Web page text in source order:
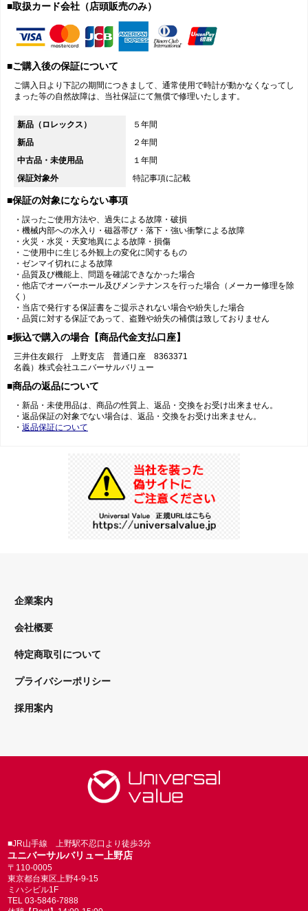
■取扱カード会社（店頭販売のみ）
■ご購入後の保証について
ご購入日より下記の期間につきまして、通常使用で時計が動かなくなってし
まった等の自然故障は、当社保証にて無償で修理いたします。
新品（ロレックス）
５年間
新品
２年間
中古品・未使用品
１年間
保証対象外
特記事項に記載
■保証の対象にならない事項
・誤ったご使用方法や、過失による故障・破損
・機械内部への水入り・磁器帯び・落下・強い衝撃による故障
・火災・水災・天変地異による故障・損傷
・ご使用中に生じる外観上の変化に関するもの
・ゼンマイ切れによる故障
・品質及び機能上、問題を確認できなかった場合
・他店でオーバーホール及びメンテナンスを行った場合（メーカー修理を除
く）
・当店で発行する保証書をご提示されない場合や紛失した場合
・品質に対する保証であって、盗難や紛失の補償は致しておりません
■振込で購入の場合【商品代金支払口座】
三井住友銀行 上野支店 普通口座 8363371
名義）株式会社ユニバーサルバリュー
■商品の返品について
・新品・未使用品は、商品の性質上、返品・交換をお受け出来ません。
・返品保証の対象でない場合は、返品・交換をお受け出来ません。
・ 返品保証について
企業案内
会社概要
特定商取引について
プライバシーポリシー
採用案内
■JR山手線 上野駅不忍口より徒歩3分
ユニバーサルバリュー上野店
〒110-0005
東京都台東区上野4-9-15
ミハシビル1F
TEL 03-5846-7888